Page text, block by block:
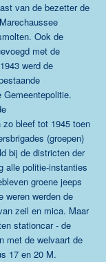
van de bezetter de
Ook de
met de
werd de
bleef tot 1945 toen
(groepen)
bij de districten der
alle politie-instanties
groene jeeps
weren werden de
zeil en mica. Maar
stationcar - de
met de welvaart de
17 en 20 M.